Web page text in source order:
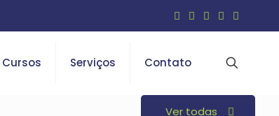
Cursos Serviços Contato
Ver todas